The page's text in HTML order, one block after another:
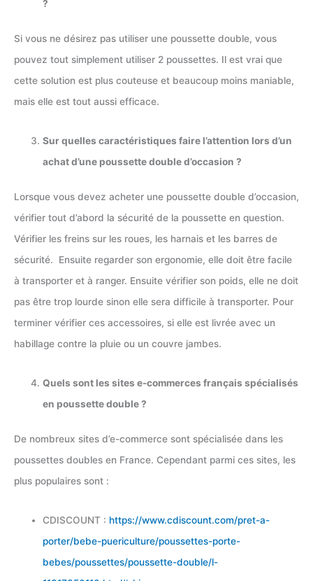
?
Si vous ne désirez pas utiliser une poussette double, vous
pouvez tout simplement utiliser 2 poussettes. Il est vrai que
cette solution est plus couteuse et beaucoup moins maniable,
mais elle est tout aussi efficace.
Sur quelles caractéristiques faire l’attention lors d’un
achat d’une poussette double d’occasion ?
Lorsque vous devez acheter une poussette double d’occasion,
vérifier tout d’abord la sécurité de la poussette en question.
Vérifier les freins sur les roues, les harnais et les barres de
sécurité. Ensuite regarder son ergonomie, elle doit être facile
à transporter et à ranger. Ensuite vérifier son poids, elle ne doit
pas être trop lourde sinon elle sera difficile à transporter. Pour
terminer vérifier ces accessoires, si elle est livrée avec un
habillage contre la pluie ou un couvre jambes.
Quels sont les sites e-commerces français spécialisés
en poussette double ?
De nombreux sites d’e-commerce sont spécialisée dans les
poussettes doubles en France. Cependant parmi ces sites, les
plus populaires sont :
CDISCOUNT : https://www.cdiscount.com/pret-a-
porter/bebe-puericulture/poussettes-porte-
bebes/poussettes/poussette-double/l-